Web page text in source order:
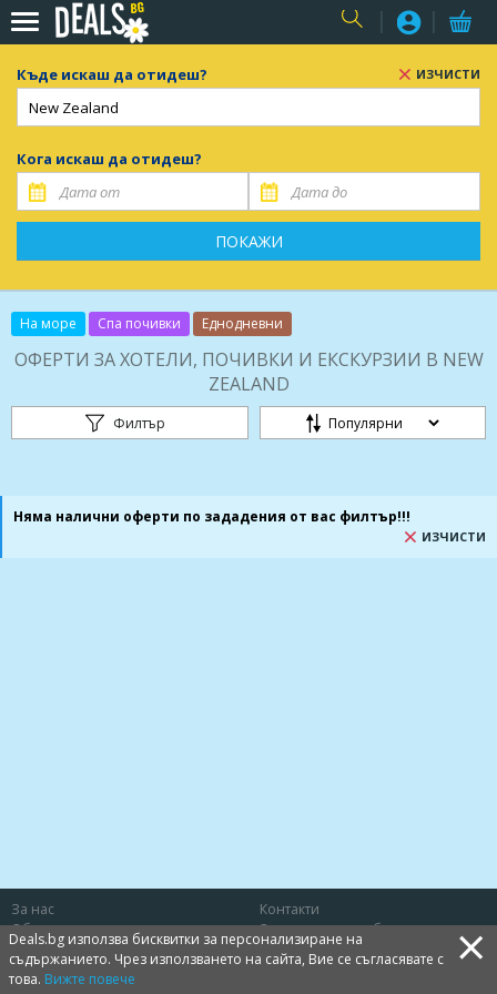
USER
Къде искаш да отидеш? ИЗЧИСТИ
Кога искаш да отидеш?
ПОКАЖИ
На море Спа почивки Еднодневни
ОФЕРТИ ЗА ХОТЕЛИ, ПОЧИВКИ И ЕКСКУРЗИИ В NEW
ZEALAND
Филтър
Няма налични оферти по зададения от вас филтър!!!
ИЗЧИСТИ
За нас
Контакти
Общи условия
Защита на потребителя
Политика за лични данни
Бисквитки
Deals.bg използва бисквитки за персонализиране на
съдържанието. Чрез използването на сайта, Вие се съгласявате с
това. Вижте повече ×